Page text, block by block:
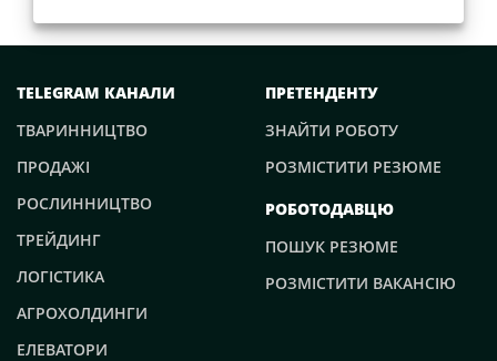
TELEGRAM КАНАЛИ
ТВАРИННИЦТВО
ПРОДАЖІ
РОСЛИННИЦТВО
ТРЕЙДИНГ
ЛОГІСТИКА
АГРОХОЛДИНГИ
ЕЛЕВАТОРИ
ПРЕТЕНДЕНТУ
ЗНАЙТИ РОБОТУ
РОЗМІСТИТИ РЕЗЮМЕ
РОБОТОДАВЦЮ
ПОШУК РЕЗЮМЕ
РОЗМІСТИТИ ВАКАНСІЮ